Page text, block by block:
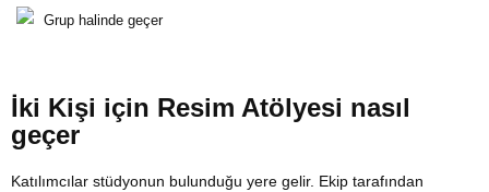
Grup halinde geçer
İki Kişi için Resim Atölyesi nasıl
geçer
Katılımcılar stüdyonun bulunduğu yere gelir. Ekip tarafından